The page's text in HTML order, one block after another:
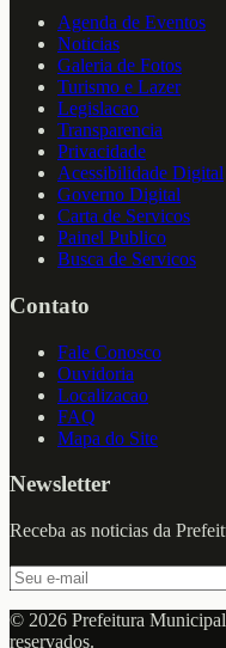
Agenda de Eventos
Noticias
Galeria de Fotos
Turismo e Lazer
Legislacao
Transparencia
Privacidade
Acessibilidade Digital
Governo Digital
Carta de Servicos
Painel Publico
Busca de Servicos
Contato
Fale Conosco
Ouvidoria
Localizacao
FAQ
Mapa do Site
Newsletter
Receba as noticias da
© 2026 Prefeitura
reservados.